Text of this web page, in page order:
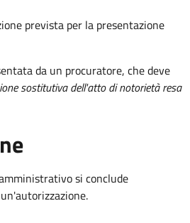
prevista per la presentazione
da un procuratore, che deve
sostitutiva dell'atto di notorietà resa
si conclude